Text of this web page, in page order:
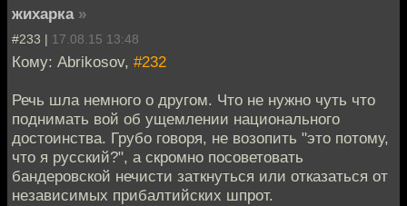
жихарка »
#233 | 17.08.15 13:48
Кому: Abrikosov, #232
Речь шла немного о другом. Что не нужно чуть что
поднимать вой об ущемлении национального
достоинства. Грубо говоря, не возопить "это потому,
что я русский?", а скромно посоветовать
бандеровской нечисти заткнуться или отказаться от
независимых прибалтийских шпрот.